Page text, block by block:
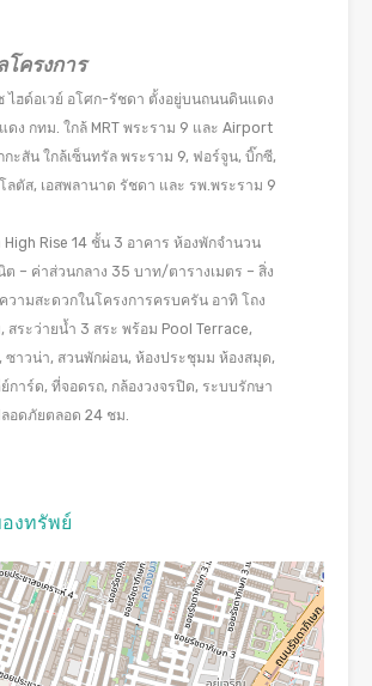
ครงการ
ไฮด์อเวย์ อโศก-รัชดา ตั้งอยู่บนถนนดินแดง
ดง กทม. ใกล้ MRT พระราม 9 และ Airport
กะสัน ใกล้เซ็นทรัล พระราม 9, ฟอร์จูน, บิ๊กซี,
ลตัส, เอสพลานาด รัชดา และ รพ.พระราม 9
High Rise 14 ชั้น 3 อาคาร ห้องพักจำนวน
– ค่าส่วนกลาง 35 บาท/ตารางเมตร – สิ่ง
วามสะดวกในโครงการครบครัน อาทิ โถง
สระว่ายน้ำ 3 สระ พร้อม Pool Terrace,
ซาวน่า, สวนพักผ่อน, ห้องประชุมม ห้องสมุด,
การ์ด, ที่จอดรถ, กล้องวงจรปิด, ระบบรักษา
อดภัยตลอด 24 ชม.
งทรัพย์